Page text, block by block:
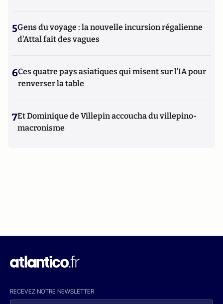
5Gens du voyage : la nouvelle incursion régalienne
d'Attal fait des vagues
6Ces quatre pays asiatiques qui misent sur l’IA pour
renverser la table
7Et Dominique de Villepin accoucha du villepino-
macronisme
RECEVEZ NOTRE NEWSLETTER